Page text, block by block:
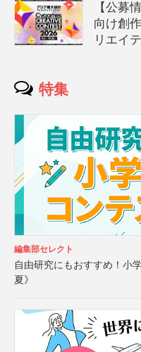
【公募
向け創
リエイ
特集
編集部セレクト
自由研究にもおすすめ！小
夏》